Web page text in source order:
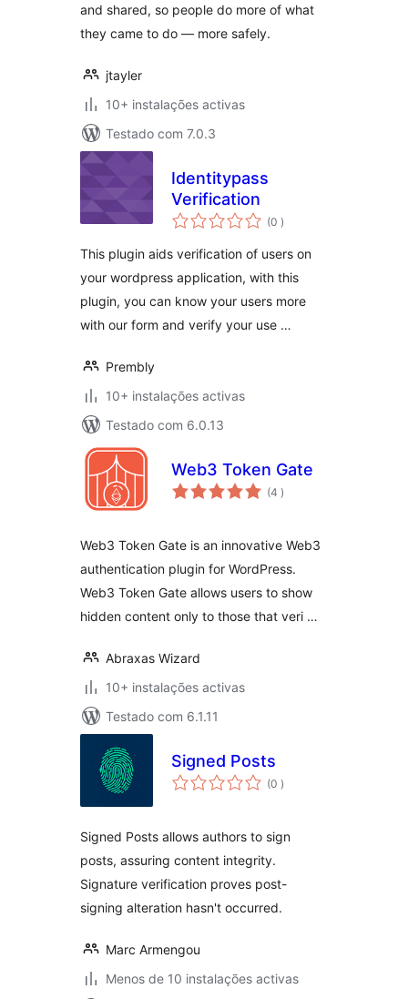
and shared, so people do more of what
they came to do — more safely.
jtayler
10+ instalações activas
Testado com 7.0.3
Identitypass
Verification
(0 classificações
)
This plugin aids verification of users on
your wordpress application, with this
plugin, you can know your users more
with our form and verify your use …
Prembly
10+ instalações activas
Testado com 6.0.13
Web3 Token Gate
(4 classificações
)
Web3 Token Gate is an innovative Web3
authentication plugin for WordPress.
Web3 Token Gate allows users to show
hidden content only to those that veri …
Abraxas Wizard
10+ instalações activas
Testado com 6.1.11
Signed Posts
(0 classificações
)
Signed Posts allows authors to sign
posts, assuring content integrity.
Signature verification proves post-
signing alteration hasn't occurred.
Marc Armengou
Menos de 10 instalações activas